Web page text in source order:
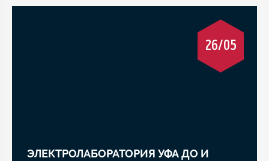
26/05
ЭЛЕКТРОЛАБОРАТОРИЯ УФА ДО И